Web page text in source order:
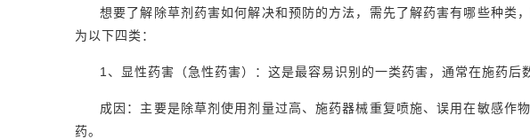
想要了解除草剂药害如何解决和预防的方法，需先了解药害有哪些种类
为以下四类：
1、显性药害（急性药害）：这是最容易识别的一类药害，通常在施药后
成因：主要是除草剂使用剂量过高、施药器械重复喷施、误用在敏感作
药。